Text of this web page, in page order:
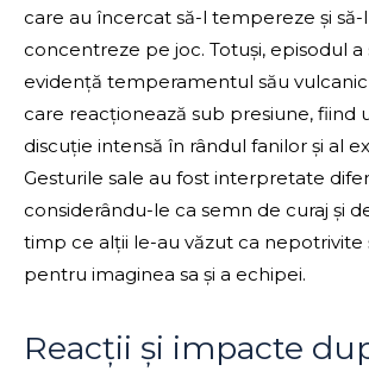
care au încercat să-l tempereze și să-l
concentreze pe joc. Totuși, episodul a
evidență temperamentul său
care reacționează sub presiune, fiind
discuție intensă în rândul fanilor și al
Gesturile sale au fost interpretate
considerându-le ca semn de curaj și
timp ce alții le-au văzut ca nepotrivite
pentru imaginea sa și a echipei.
Reacții și impacte